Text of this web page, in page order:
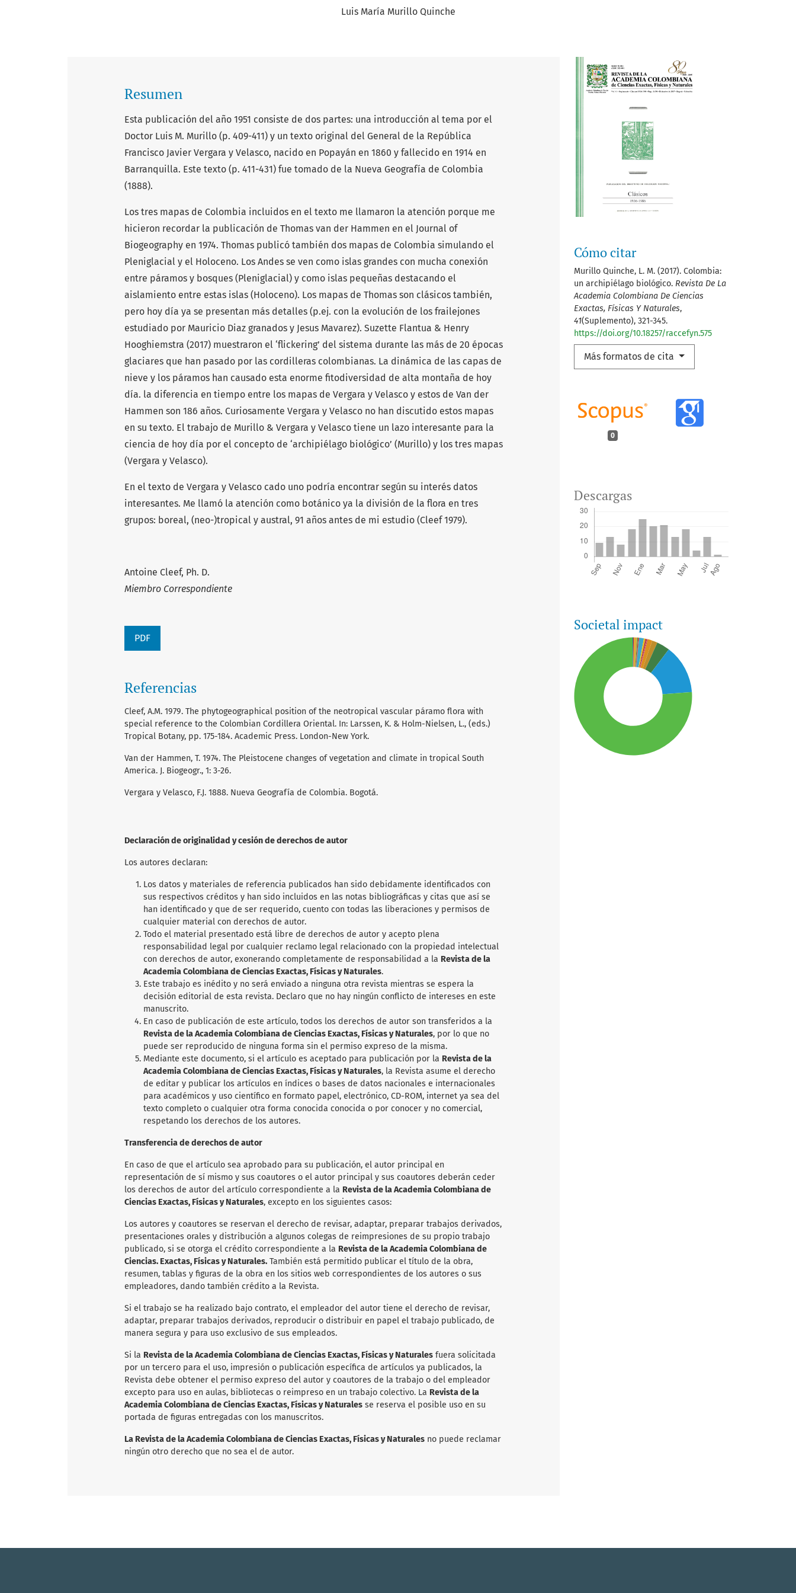
Luis María Murillo Quinche
Cómo citar
Murillo Quinche, L. M. (2017). Colombia:
un archipiélago biológico. Revista De La
Academia Colombiana De Ciencias
Exactas, Físicas Y Naturales,
41(Suplemento), 321-345.
https://doi.org/10.18257/raccefyn.575
Más formatos de cita
0
Descargas
Societal impact
Resumen
Esta publicación del año 1951 consiste de dos partes: una introducción al tema por el
Doctor Luis M. Murillo (p. 409-411) y un texto original del General de la República
Francisco Javier Vergara y Velasco, nacido en Popayán en 1860 y fallecido en 1914 en
Barranquilla. Este texto (p. 411-431) fue tomado de la Nueva Geografía de Colombia
(1888).
Los tres mapas de Colombia incluidos en el texto me llamaron la atención porque me
hicieron recordar la publicación de Thomas van der Hammen en el Journal of
Biogeography en 1974. Thomas publicó también dos mapas de Colombia simulando el
Pleniglacial y el Holoceno. Los Andes se ven como islas grandes con mucha conexión
entre páramos y bosques (Pleniglacial) y como islas pequeñas destacando el
aislamiento entre estas islas (Holoceno). Los mapas de Thomas son clásicos también,
pero hoy día ya se presentan más detalles (p.ej. con la evolución de los frailejones
estudiado por Mauricio Diaz granados y Jesus Mavarez). Suzette Flantua & Henry
Hooghiemstra (2017) muestraron el ‘flickering’ del sistema durante las más de 20 épocas
glaciares que han pasado por las cordilleras colombianas. La dinámica de las capas de
nieve y los páramos han causado esta enorme fitodiversidad de alta montaña de hoy
día. la diferencia en tiempo entre los mapas de Vergara y Velasco y estos de Van der
Hammen son 186 años. Curiosamente Vergara y Velasco no han discutido estos mapas
en su texto. El trabajo de Murillo & Vergara y Velasco tiene un lazo interesante para la
ciencia de hoy día por el concepto de ‘archipiélago biológico’ (Murillo) y los tres mapas
(Vergara y Velasco).
En el texto de Vergara y Velasco cado uno podría encontrar según su interés datos
interesantes. Me llamó la atención como botánico ya la división de la flora en tres
grupos: boreal, (neo-)tropical y austral, 91 años antes de mi estudio (Cleef 1979).
Antoine Cleef, Ph. D.
Miembro Correspondiente
PDF
Referencias
Cleef, A.M. 1979. The phytogeographical position of the neotropical vascular páramo flora with
special reference to the Colombian Cordillera Oriental. In: Larssen, K. & Holm-Nielsen, L., (eds.)
Tropical Botany, pp. 175-184. Academic Press. London-New York.
Van der Hammen, T. 1974. The Pleistocene changes of vegetation and climate in tropical South
America. J. Biogeogr., 1: 3-26.
Vergara y Velasco, F.J. 1888. Nueva Geografía de Colombia. Bogotá.
Declaración de originalidad y cesión de derechos de autor
Los autores declaran:
Los datos y materiales de referencia publicados han sido debidamente identificados con
sus respectivos créditos y han sido incluidos en las notas bibliográficas y citas que así se
han identificado y que de ser requerido, cuento con todas las liberaciones y permisos de
cualquier material con derechos de autor.
Todo el material presentado está libre de derechos de autor y acepto plena
responsabilidad legal por cualquier reclamo legal relacionado con la propiedad intelectual
con derechos de autor, exonerando completamente de responsabilidad a la Revista de la
Academia Colombiana de Ciencias Exactas, Físicas y Naturales.
Este trabajo es inédito y no será enviado a ninguna otra revista mientras se espera la
decisión editorial de esta revista. Declaro que no hay ningún conflicto de intereses en este
manuscrito.
En caso de publicación de este artículo, todos los derechos de autor son transferidos a la
Revista de la Academia Colombiana de Ciencias Exactas, Físicas y Naturales, por lo que no
puede ser reproducido de ninguna forma sin el permiso expreso de la misma.
Mediante este documento, si el artículo es aceptado para publicación por la Revista de la
Academia Colombiana de Ciencias Exactas, Físicas y Naturales, la Revista asume el derecho
de editar y publicar los artículos en índices o bases de datos nacionales e internacionales
para académicos y uso científico en formato papel, electrónico, CD-ROM, internet ya sea del
texto completo o cualquier otra forma conocida conocida o por conocer y no comercial,
respetando los derechos de los autores.
Transferencia de derechos de autor
En caso de que el artículo sea aprobado para su publicación, el autor principal en
representación de sí mismo y sus coautores o el autor principal y sus coautores deberán ceder
los derechos de autor del artículo correspondiente a la Revista de la Academia Colombiana de
Ciencias Exactas, Físicas y Naturales, excepto en los siguientes casos:
Los autores y coautores se reservan el derecho de revisar, adaptar, preparar trabajos derivados,
presentaciones orales y distribución a algunos colegas de reimpresiones de su propio trabajo
publicado, si se otorga el crédito correspondiente a la Revista de la Academia Colombiana de
Ciencias. Exactas, Físicas y Naturales. También está permitido publicar el título de la obra,
resumen, tablas y figuras de la obra en los sitios web correspondientes de los autores o sus
empleadores, dando también crédito a la Revista.
Si el trabajo se ha realizado bajo contrato, el empleador del autor tiene el derecho de revisar,
adaptar, preparar trabajos derivados, reproducir o distribuir en papel el trabajo publicado, de
manera segura y para uso exclusivo de sus empleados.
Si la Revista de la Academia Colombiana de Ciencias Exactas, Físicas y Naturales fuera solicitada
por un tercero para el uso, impresión o publicación específica de artículos ya publicados, la
Revista debe obtener el permiso expreso del autor y coautores de la trabajo o del empleador
excepto para uso en aulas, bibliotecas o reimpreso en un trabajo colectivo. La Revista de la
Academia Colombiana de Ciencias Exactas, Físicas y Naturales se reserva el posible uso en su
portada de figuras entregadas con los manuscritos.
La Revista de la Academia Colombiana de Ciencias Exactas, Físicas y Naturales no puede reclamar
ningún otro derecho que no sea el de autor.